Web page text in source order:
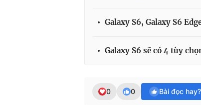
Galaxy S6, Galaxy S6
Galaxy S6 sẽ có 4 tùy
0 0 Bài đọc